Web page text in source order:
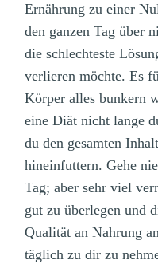
Ernährung zu einer
den ganzen Tag über
die schlechteste
verlieren möchte. Es
Körper alles bunkern
eine Diät nicht lange
du den gesamten
hineinfuttern. Gehe
Tag; aber sehr viel
gut zu überlegen und
Qualität an Nahrung
täglich zu dir zu